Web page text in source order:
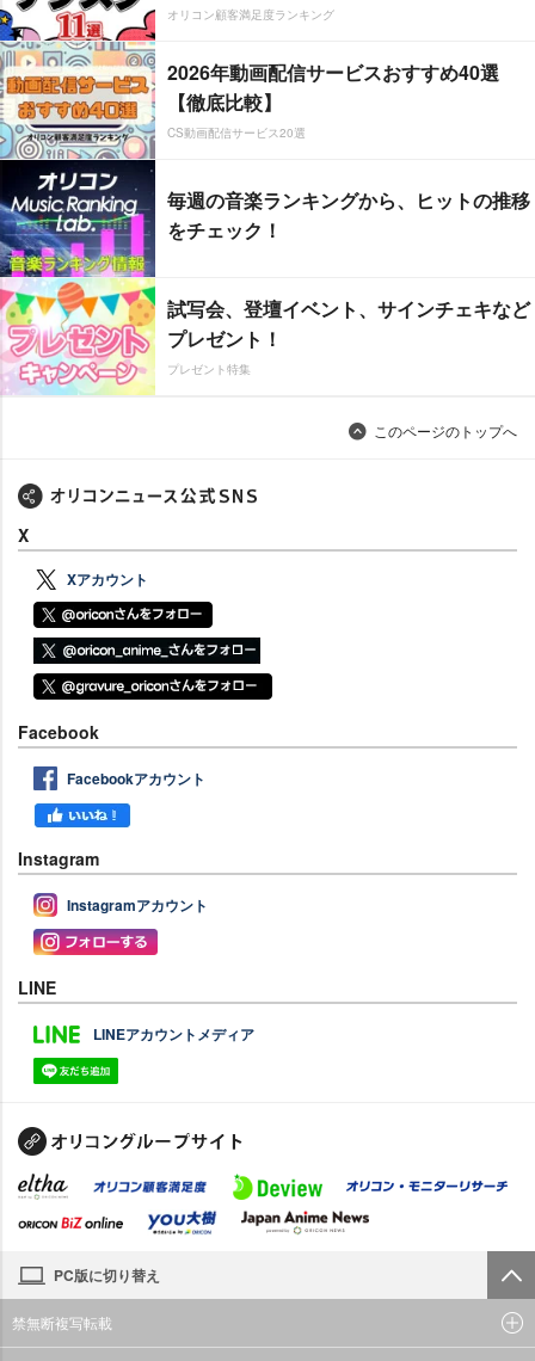
オリコン顧客満足度ランキング
2026年動画配信サービスおすすめ40選
【徹底比較】
CS動画配信サービス20選
毎週の音楽ランキングから、ヒットの推移
をチェック！
試写会、登壇イベント、サインチェキなど
プレゼント！
プレゼント特集
このページのトップへ
X
Xアカウント
Facebook
Facebookアカウント
Instagram
Instagramアカウント
LINE
LINEアカウントメディア
PC版に切り替え
禁無断複写転載